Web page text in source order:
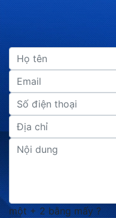
một + 2 bằng mấy ?